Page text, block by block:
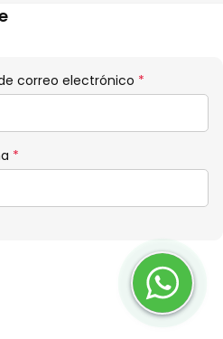
correo electrónico *
*